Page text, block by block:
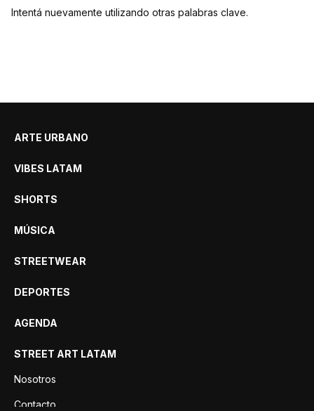
Intentá nuevamente utilizando otras palabras clave.
ARTE URBANO
VIBES LATAM
SHORTS
MÚSICA
STREETWEAR
DEPORTES
AGENDA
STREET ART LATAM
Nosotros
Contacto